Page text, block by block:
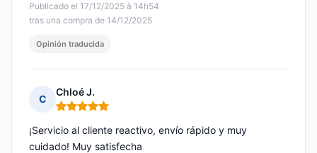
Publicado el 17/12/2025 à 14h54
tras una compra de 14/12/2025
Opinión traducida
C
Chloé J.
Nota: 5 de 5
¡Servicio al cliente reactivo, envío rápido y muy
cuidado! Muy satisfecha